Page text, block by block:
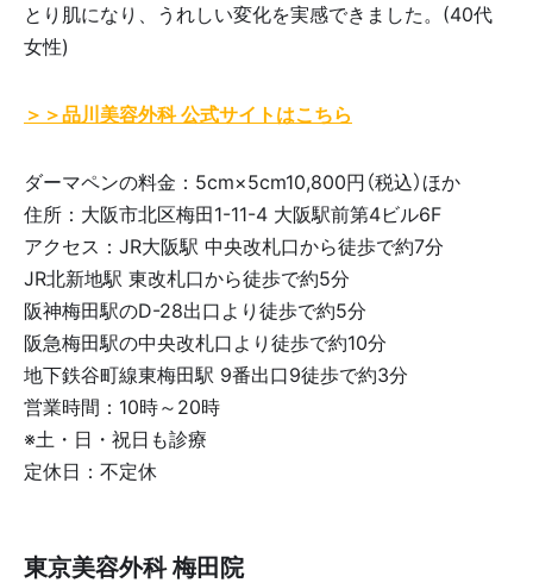
とり肌になり、うれしい変化を実感できました。(40代
女性)
＞＞品川美容外科 公式サイトはこちら
ダーマペンの料金：5cm×5cm10,800円（税込）ほか
住所：大阪市北区梅田1-11-4 大阪駅前第4ビル6F
アクセス：JR大阪駅 中央改札口から徒歩で約7分
JR北新地駅 東改札口から徒歩で約5分
阪神梅田駅のD-28出口より徒歩で約5分
阪急梅田駅の中央改札口より徒歩で約10分
地下鉄谷町線東梅田駅 9番出口9徒歩で約3分
営業時間：10時～20時
※土・日・祝日も診療
定休日：不定休
東京美容外科 梅田院